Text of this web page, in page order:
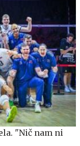
"Nič nam ni